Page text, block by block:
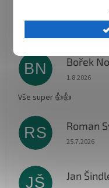
Hodnocení
BN Bořek
Hodnocení
1.8.2026
Vše super 👍👍
RS Roman
Hodnocení
25.7.2026
JŠ Jan